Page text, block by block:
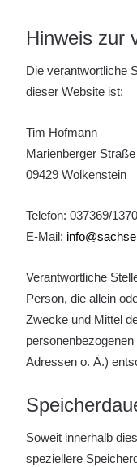
Hinweis zur
Die verantwortliche
dieser Website ist:
Tim Hofmann
Marienberger
09429 Wolkenstein
Telefon: 037369/1370
E-Mail:
Verantwortliche
Person, die allein
Zwecke und Mittel
Adressen o. Ä.)
Soweit innerhalb
speziellere